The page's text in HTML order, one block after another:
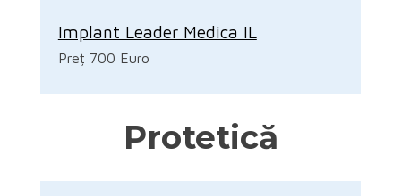
Implant Leader Medica IL
Preț 700 Euro
Protetică